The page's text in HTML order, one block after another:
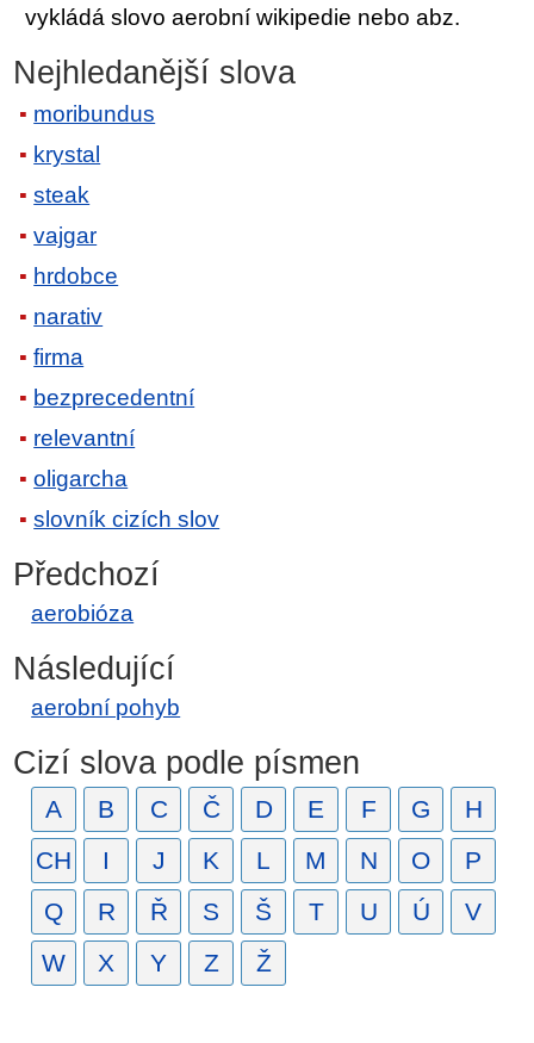
vykládá slovo aerobní wikipedie nebo abz.
Nejhledanější slova
moribundus
krystal
steak
vajgar
hrdobce
narativ
firma
bezprecedentní
relevantní
oligarcha
slovník cizích slov
Předchozí
aerobióza
Následující
aerobní pohyb
Cizí slova podle písmen
A B C Č D E F G
H
CH
I J K L M N O
P
Q
R Ř S Š T U Ú
V
W
X Y Z Ž